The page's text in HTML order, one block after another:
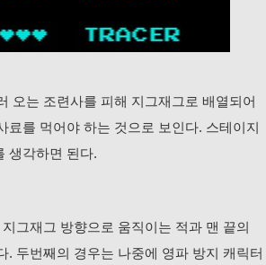
오는 조련사를 피해 지그재그로 배열되어
료를 먹어야 하는 것으로 보인다. 스테이지
생각하면 된다.
그재그 방향으로 움직이는 적과 맨 끝의
. 두번째의 경우는 나중에 영파 방지 캐릭터